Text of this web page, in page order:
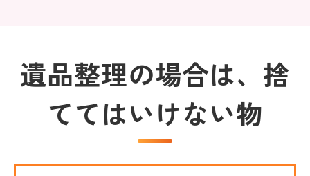
遺品整理の場合は、捨
ててはいけない物